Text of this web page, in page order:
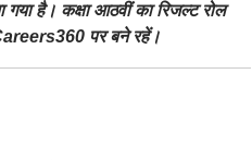
है। कक्षा आठवीं का रिजल्ट रोल
पर बने रहें।